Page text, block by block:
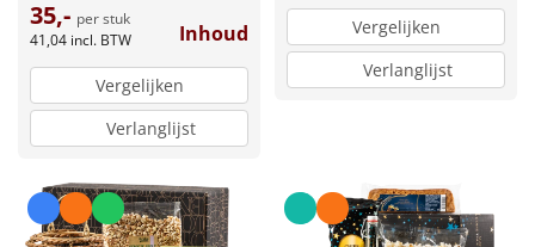
Hitster NIEUW
Pizzarette
Wake up light
NIEUW
35,- per stuk
41,04 incl. BTW Inhoud
Vergelijken
Verlanglijst
Vergelijken
Verlanglijst